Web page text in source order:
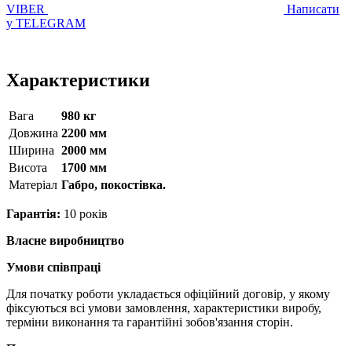
VIBER
Написати
у TELEGRAM
Характеристики
Вага
980 кг
Довжина 2200 мм
Ширина 2000 мм
Висота
1700 мм
Матерiал Габро, покостівка.
Гарантія: 10 років
Власне виробництво
Умови співпраці
Для початку роботи укладається офіційний договір, у якому
фіксуються всі умови замовлення, характеристики виробу,
терміни виконання та гарантійні зобов'язання сторін.